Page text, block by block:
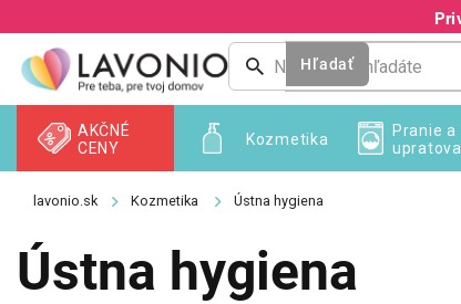
na
obsah
Hľadať
Kozmetika
AKČNÉ
CENY
Pranie a
Kozmetika Ústna hygiena
Ústna hygiena